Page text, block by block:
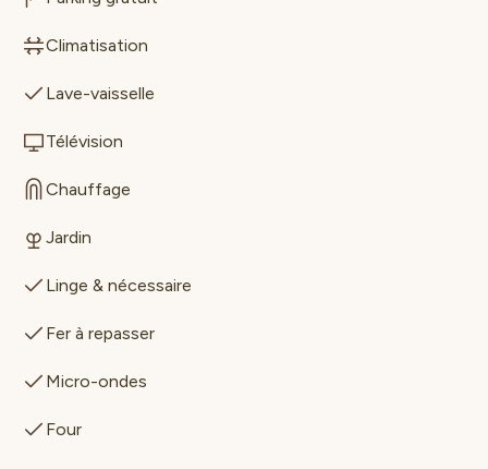
Climatisation
Lave-vaisselle
Télévision
Chauffage
Jardin
Linge & nécessaire
Fer à repasser
Micro-ondes
Four